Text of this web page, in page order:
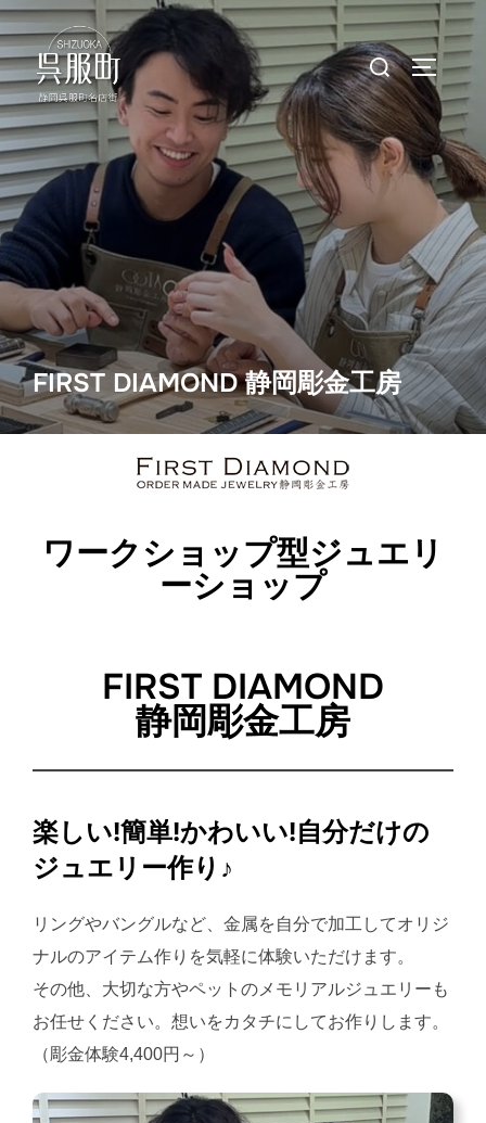
コ
ン
テ
ン
ツ
へ
ス
キ
プ
検
索
対
象:
サイドバ
FIRST DIAMOND 静岡彫金工房
ワークショップ型ジュエリ
ーショップ
FIRST DIAMOND
静岡彫金工房
楽しい!簡単!かわいい!自分だけの
ジュエリー作り♪
リングやバングルなど、金属を自分で加工してオリジ
ナルのアイテム作りを気軽に体験いただけます。
その他、大切な方やペットのメモリアルジュエリーも
お任せください。想いをカタチにしてお作りします。
（彫金体験4,400円～）